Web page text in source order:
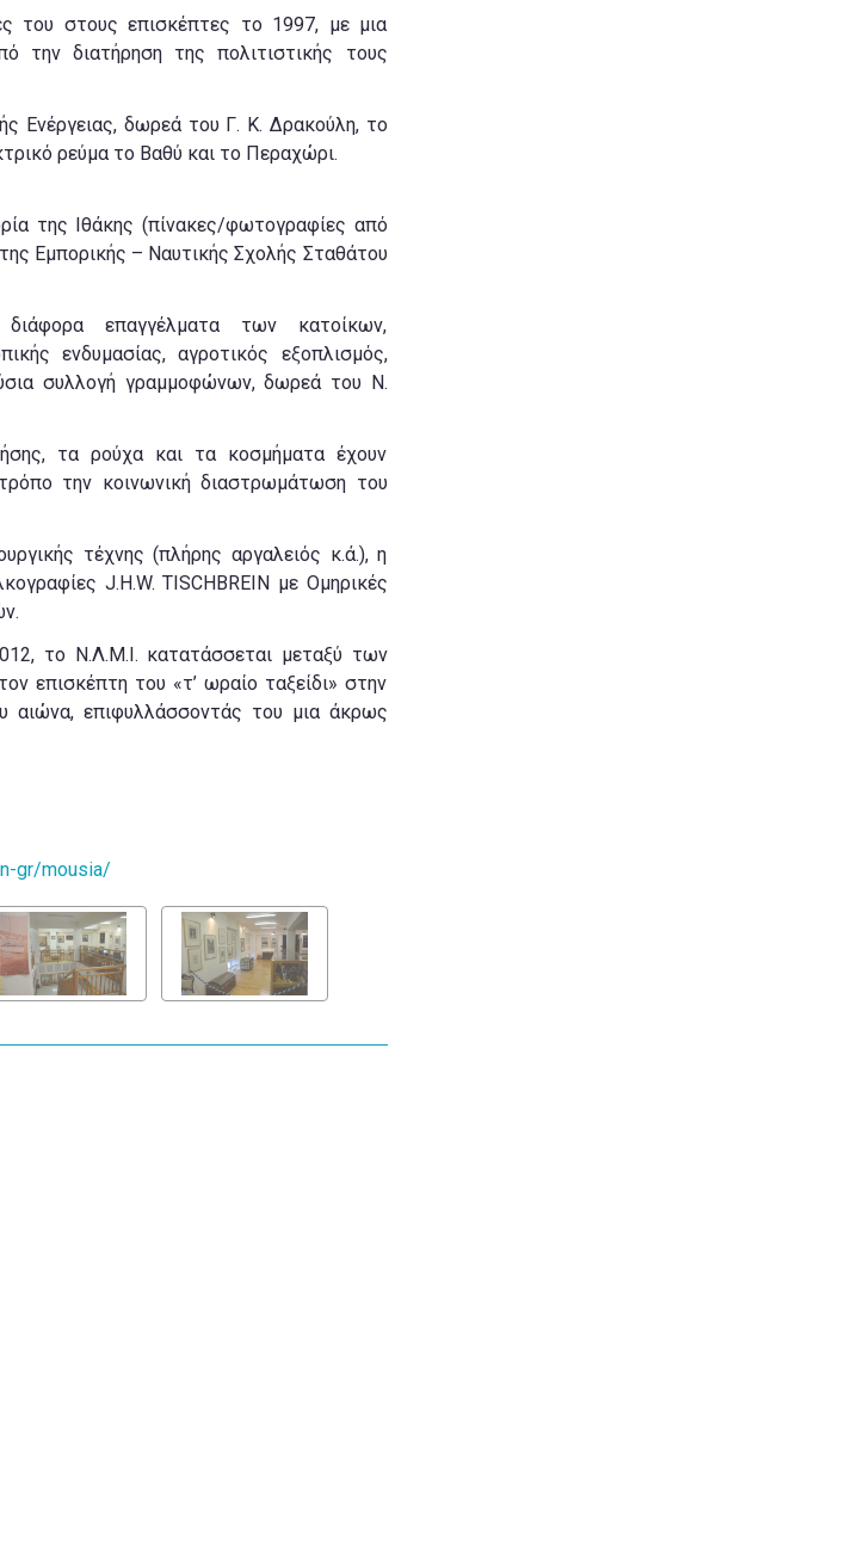
του στους επισκέπτες το 1997, με μια
την διατήρηση της πολιτιστικής τους
Ενέργειας, δωρεά του Γ. Κ. Δρακούλη, το
ρεύμα το Βαθύ και το Περαχώρι.
της Ιθάκης (πίνακες/φωτογραφίες από
Εμπορικής – Ναυτικής Σχολής Σταθάτου
διάφορα επαγγέλματα των κατοίκων,
ενδυμασίας, αγροτικός εξοπλισμός,
συλλογή γραμμοφώνων, δωρεά του Ν.
τα ρούχα και τα κοσμήματα έχουν
την κοινωνική διαστρωμάτωση του
τέχνης (πλήρης αργαλειός κ.ά.), η
J.H.W. TISCHBREIN με Ομηρικές
το Ν.Λ.Μ.Ι. κατατάσσεται μεταξύ των
επισκέπτη του «τ’ ωραίο ταξείδι» στην
αιώνα, επιφυλλάσσοντάς του μια άκρως
gr/mousia/